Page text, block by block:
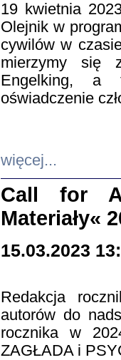
19 kwietnia
Olejnik w
cywilów w
mierzymy się
Engelking, a
oświadczenie
więcej...
Call for
Materiały«
15.03.2023
Redakcja
autorów do
rocznika w
ZAGŁADA i